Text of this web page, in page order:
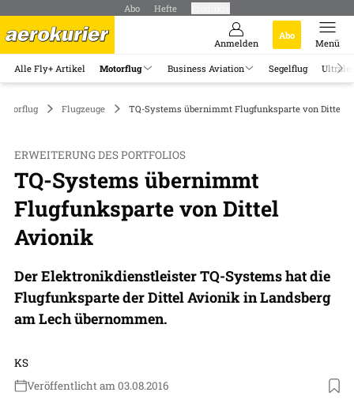
Abo Hefte
Anmelden
Abo
Menü
Alle Fly+ Artikel Motorflug Business Aviation Segelflug
Flugzeuge TQ-Systems übernimmt Flugfunksparte von Dittel
ERWEITERUNG DES PORTFOLIOS
TQ-Systems übernimmt
Flugfunksparte von Dittel
Avionik
Der Elektronikdienstleister TQ-Systems hat die
Flugfunksparte der Dittel Avionik in Landsberg
am Lech übernommen.
KS
Veröffentlicht am 03.08.2016